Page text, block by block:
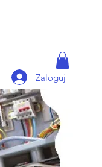
Zaloguj